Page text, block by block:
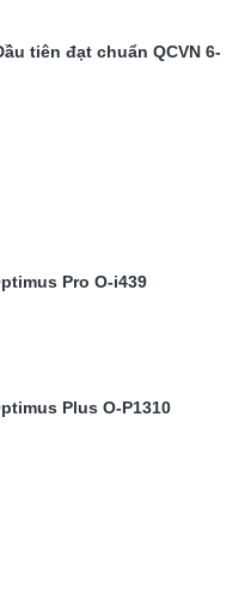
tiên đạt chuẩn QCVN 6-
Pro O-i439
Plus O-P1310